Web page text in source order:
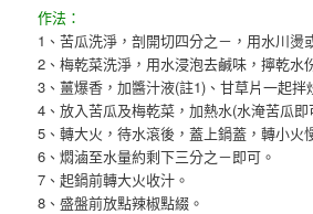
作法：
1、苦瓜洗淨，剖開切四分之－，用水川燙
2、梅乾菜洗淨，用水浸泡去鹹味，擰乾水
3、薑爆香，加醬汁液(註1)、甘草片一起拌
4、放入苦瓜及梅乾菜，加熱水(水淹苦瓜即
5、轉大火，待水滾後，蓋上鍋蓋，轉小火
6、燜滷至水量約剩下三分之－即可。
7、起鍋前轉大火收汁。
8、盛盤前放點辣椒點綴。